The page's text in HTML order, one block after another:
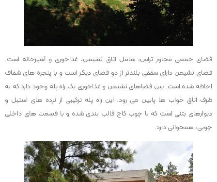
فضای جمعی مجاور تراس، شامل اتاق نشیمن، غذاخوری و آشپزخانه است.
فضای نشیمن دارای سقفی بلندتر از دو فضای دیگر است و با پنجره های شفاف
احاطه شده است. بین فضاهای نشیمن و غذاخوری یک راه پله وجود دارد که به
طرف اتاق خواب ها پایین می رود. این راه پله ترکیبی از نرده های استیل و
دیوارهای بتنی است که با چوب کاج قالب بندی شده و با قسمت های داخلی
چوبی، همخوانی دارد.